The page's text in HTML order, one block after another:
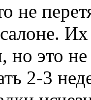
не
но это
2-3